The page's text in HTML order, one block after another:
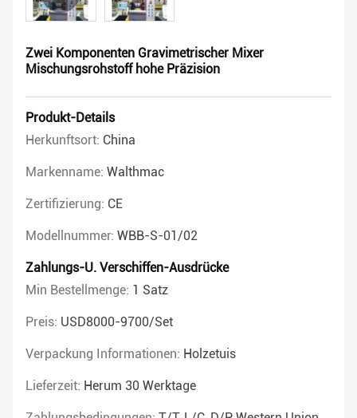
Zwei Komponenten Gravimetrischer Mixer
Mischungsrohstoff hohe Präzision
Produkt-Details
Herkunftsort: China
Markenname: Walthmac
Zertifizierung: CE
Modellnummer: WBB-S-01/02
Zahlungs-U. Verschiffen-Ausdrücke
Min Bestellmenge: 1 Satz
Preis: USD8000-9700/set
Verpackung Informationen: Holzetuis
Lieferzeit: Herum 30 Werktage